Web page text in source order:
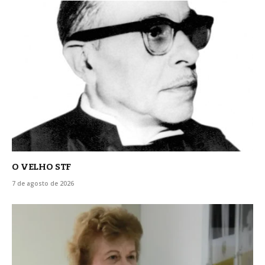
O VELHO STF
7 de agosto de 2026